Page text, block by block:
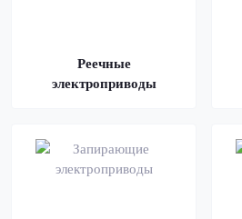
Реечные
электроприводы